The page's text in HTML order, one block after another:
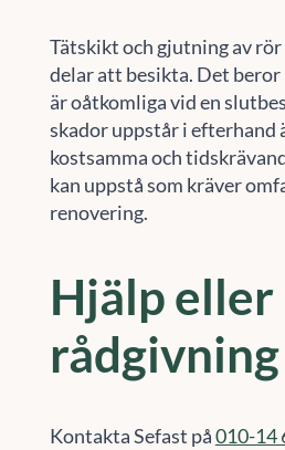
Tätskikt och gjutning av rör
delar att besikta. Det beror
är oåtkomliga vid en
skador uppstår i efterhand
kostsamma och
kan uppstå som kräver
renovering.
Hjälp eller
rådgivning
Kontakta Sefast på010-14